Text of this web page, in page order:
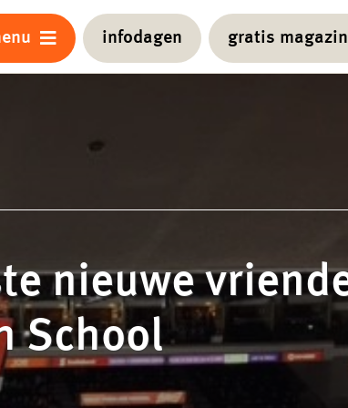
infodagen gratis
nieuwe
School